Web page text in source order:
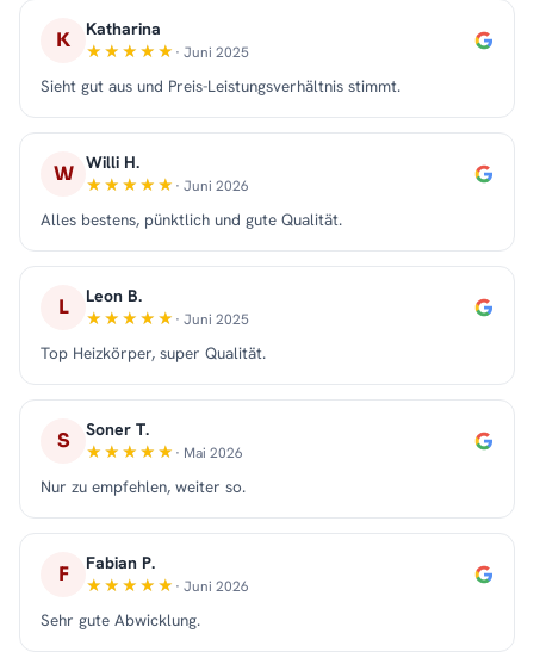
K Katharina
· Juni 2025
Sieht gut aus und Preis-Leistungsverhältnis stimmt.
W Willi H.
· Juni 2026
Alles bestens, pünktlich und gute Qualität.
L Leon B.
· Juni 2025
Top Heizkörper, super Qualität.
S Soner T.
· Mai 2026
Nur zu empfehlen, weiter so.
F Fabian P.
· Juni 2026
Sehr gute Abwicklung.